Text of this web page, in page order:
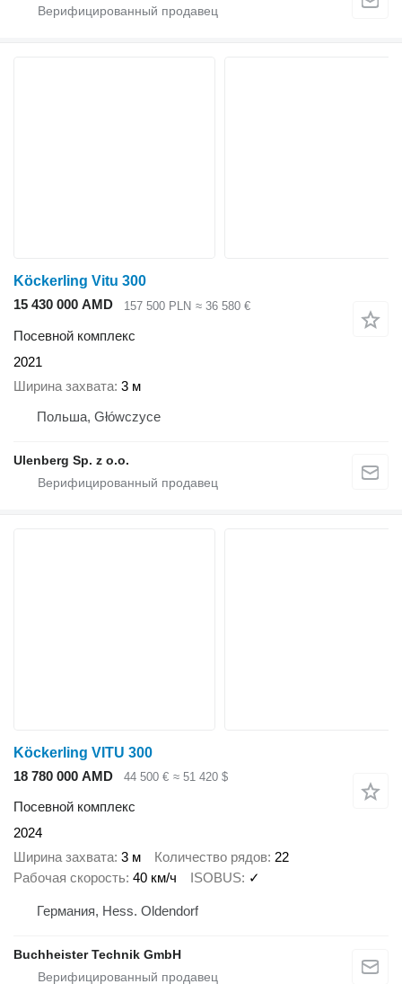
Köckerling Vitu 300
15 430 000 AMD
157 500 PLN ≈ 36 580 €
Посевной комплекс
2021
Ширина захвата 3 м
Польша, Główczyce
Ulenberg Sp. z o.o.
Köckerling VITU 300
18 780 000 AMD
44 500 € ≈ 51 420 $
Посевной комплекс
2024
Ширина захвата 3 м Количество рядов 22
Рабочая скорость 40 км/ч ISOBUS ✓
Германия, Hess. Oldendorf
Buchheister Technik GmbH